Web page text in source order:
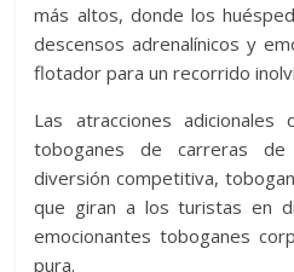
más altos, donde los
descensos adrenalínicos y
flotador para un recorrido
Las atracciones
toboganes de carreras
diversión competitiva,
que giran a los turistas en
emocionantes toboganes
pura.